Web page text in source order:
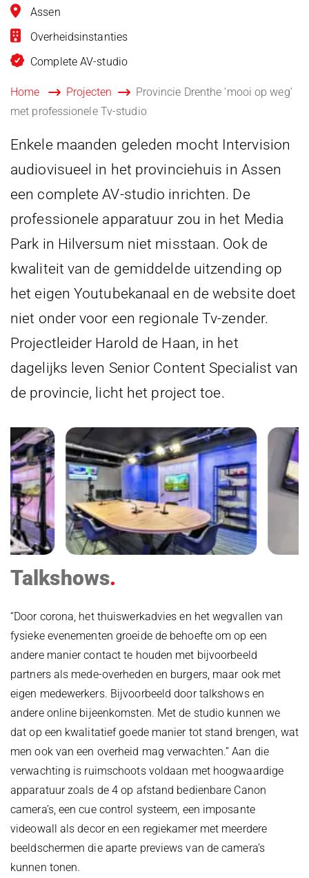
Locatie
Assen
Categorie
Overheidsinstanties
Blog_field_Oplossing
Complete AV-studio
Home Projecten
Provincie Drenthe ‘mooi op weg’
met professionele Tv-studio
Enkele maanden geleden mocht Intervision
audiovisueel in het provinciehuis in Assen
een complete AV-studio inrichten. De
professionele apparatuur zou in het Media
Park in Hilversum niet misstaan. Ook de
kwaliteit van de gemiddelde uitzending op
het eigen Youtubekanaal en de website doet
niet onder voor een regionale Tv-zender.
Projectleider Harold de Haan, in het
dagelijks leven Senior Content Specialist van
de provincie, licht het project toe.
Talkshows
“Door corona, het thuiswerkadvies en het wegvallen van
fysieke evenementen groeide de behoefte om op een
andere manier contact te houden met bijvoorbeeld
partners als mede-overheden en burgers, maar ook met
eigen medewerkers. Bijvoorbeeld door talkshows en
andere online bijeenkomsten. Met de studio kunnen we
dat op een kwalitatief goede manier tot stand brengen, wat
men ook van een overheid mag verwachten.” Aan die
verwachting is ruimschoots voldaan met hoogwaardige
apparatuur zoals de 4 op afstand bedienbare Canon
camera’s, een cue control systeem, een imposante
videowall als decor en een regiekamer met meerdere
beeldschermen die aparte previews van de camera’s
kunnen tonen.